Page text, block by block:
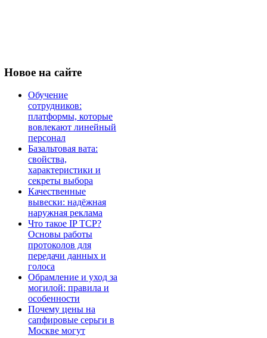
Новое на сайте
Обучение
сотрудников:
платформы, которые
вовлекают линейный
персонал
Базальтовая вата:
свойства,
характеристики и
секреты выбора
Качественные
вывески: надёжная
наружная реклама
Что такое IP TCP?
Основы работы
протоколов для
передачи данных и
голоса
Обрамление и уход за
могилой: правила и
особенности
Почему цены на
сапфировые серьги в
Москве могут